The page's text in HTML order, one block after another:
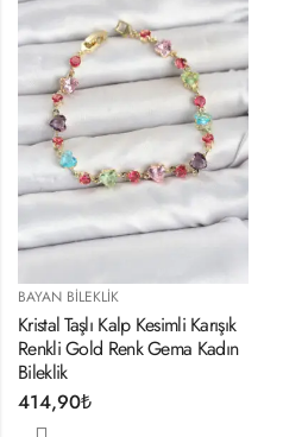
BAYAN BILEKLIK
Kristal Taşlı Kalp Kesimli Karışık
Renkli Gold Renk Gema Kadın
Bileklik
414,90₺